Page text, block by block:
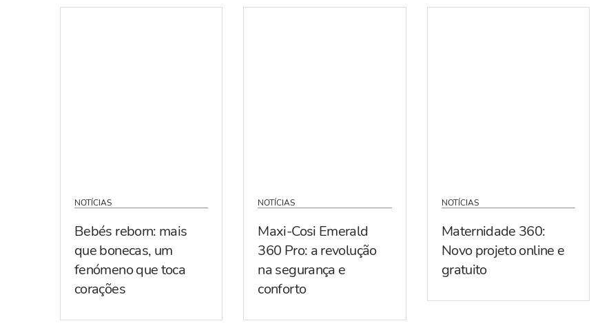
NOTÍCIAS
Bebés reborn: mais
que bonecas, um
fenómeno que toca
corações
NOTÍCIAS
Maxi-Cosi Emerald
360 Pro: a revolução
na segurança e
conforto
NOTÍCIAS
Maternidade 360:
Novo projeto online e
gratuito